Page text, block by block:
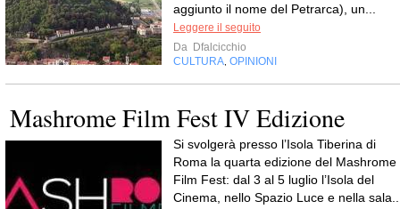
aggiunto il nome del Petrarca), un...
Leggere il seguito
Da Dfalcicchio
CULTURA OPINIONI
Mashrome Film Fest IV Edizione
Si svolgerà presso l’Isola Tiberina di
Roma la quarta edizione del Mashrome
Film Fest: dal 3 al 5 luglio l’Isola del
Cinema, nello Spazio Luce e nella